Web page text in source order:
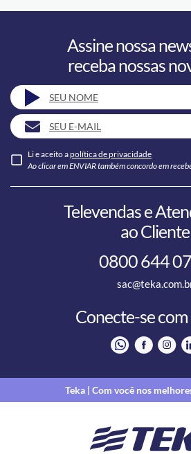
Assine nossa
receba nossas
Li e aceito apolítica de privacidade
Ao clicar em ENVIAR também concordo em
Televendas e
ao Cliente
0800 644
Conecte-se com
Teka | Com você nos